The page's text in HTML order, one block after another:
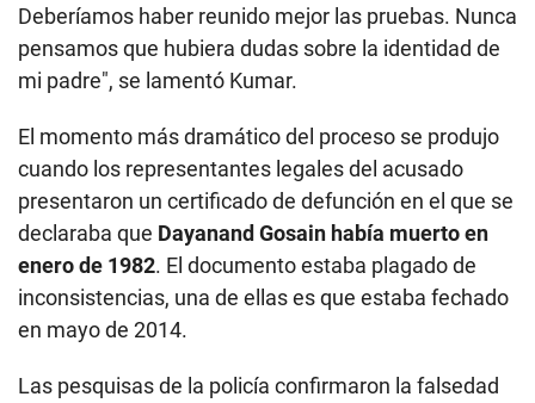
Deberíamos haber reunido mejor las pruebas. Nunca
pensamos que hubiera dudas sobre la identidad de
mi padre", se lamentó Kumar.
El momento más dramático del proceso se produjo
cuando los representantes legales del acusado
presentaron un certificado de defunción en el que se
declaraba que Dayanand Gosain había muerto en
enero de 1982. El documento estaba plagado de
inconsistencias, una de ellas es que estaba fechado
en mayo de 2014.
Las pesquisas de la policía confirmaron la falsedad